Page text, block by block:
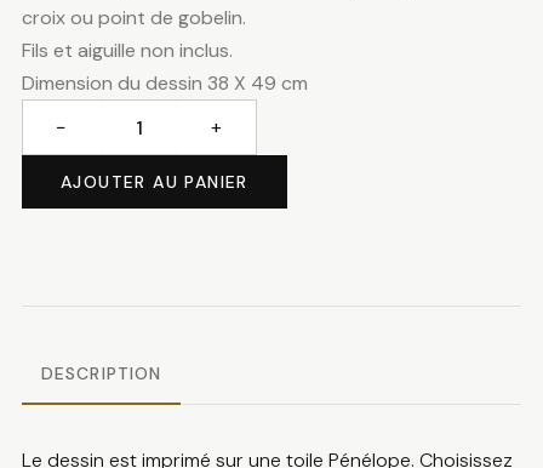
croix ou point de gobelin.
Fils et aiguille non inclus.
Dimension du dessin 38 X 49 cm
Le
− +
AJOUTER AU PANIER
DESCRIPTION
Le dessin est imprimé sur une toile Pénélope. Choisissez